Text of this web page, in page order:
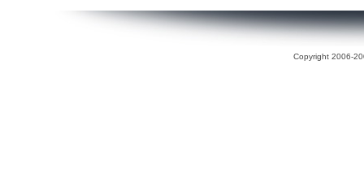
Copyright 2006-